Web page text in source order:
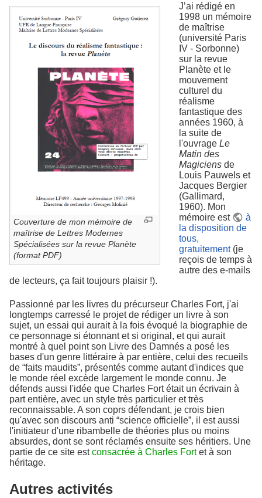
Couverture de mon mémoire de
maîtrise de Lettres Modernes
Spécialisées sur la revue Planète
(format PDF)
J’ai rédigé en
1998 un mémoire
de maîtrise
(université Paris
IV - Sorbonne)
sur la revue
Planète et le
mouvement
culturel du
réalisme
fantastique des
années 1960, à
la suite de
l'ouvrageLe
Matin des
Magiciens de
Louis Pauwels et
Jacques Bergier
(Gallimard,
1960). Mon
mémoire est
à
la disposition de
tous,
gratuitement(je
reçois de temps à
autre des e-mails
de lecteurs, ça fait toujours plaisir !).
Passionné par les livres du précurseur Charles Fort, j'ai
longtemps carressé le projet de rédiger un livre à son
sujet, un essai qui aurait à la fois évoqué la biographie de
ce personnage si étonnant et si original, et qui aurait
montré à quel point son Livre des Damnés a posé les
bases d'un genre littéraire à par entière, celui des recueils
de “faits maudits”, présentés comme autant d'indices que
le monde réel excède largement le monde connu. Je
défends aussi l'idée que Charles Fort était un écrivain à
part entière, avec un style très particulier et très
reconnaissable. A son coprs défendant, je crois bien
qu'avec son discours anti “science officielle”, il est aussi
l'initiateur d'une ribambelle de théories plus ou moins
absurdes, dont se sont réclamés ensuite ses héritiers. Une
partie de ce site estconsacrée à Charles Fortet à son
héritage.
Autres activités